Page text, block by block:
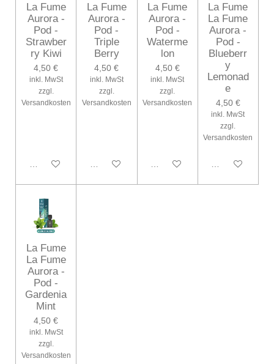
La Fume
Aurora -
Pod -
Strawber
ry Kiwi
4,50 €
inkl. MwSt
zzgl.
Versandkosten
In den Warenkorb
La Fume
Aurora -
Pod -
Triple
Berry
4,50 €
inkl. MwSt
zzgl.
Versandkosten
In den Warenkorb
La Fume
Aurora -
Pod -
Waterme
lon
4,50 €
inkl. MwSt
zzgl.
Versandkosten
In den Warenkorb
La Fume
La Fume
Aurora -
Pod -
Blueberr
y
Lemonad
e
4,50 €
inkl. MwSt
zzgl.
Versandkosten
In den
La Fume
La Fume
Aurora -
Pod -
Gardenia
Mint
4,50 €
inkl. MwSt
zzgl.
Versandkosten